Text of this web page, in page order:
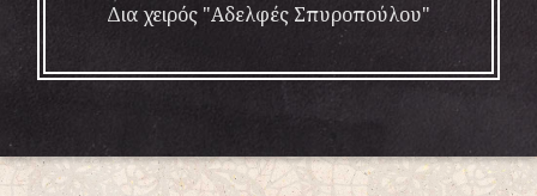
Δια χειρός "Αδελφές Σπυροπούλου"